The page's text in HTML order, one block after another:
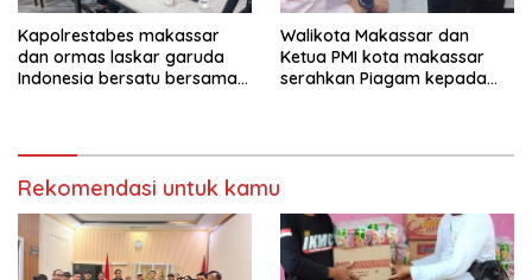
Kapolrestabes makassar
dan ormas laskar garuda
Indonesia bersatu bersama
kota makassar.
Walikota Makassar dan
Ketua PMI kota makassar
serahkan Piagam kepada
Rekomendasi untuk kamu